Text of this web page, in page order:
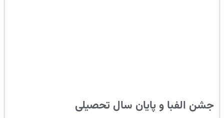
جشن الفبا و پایان سال تحصیلی